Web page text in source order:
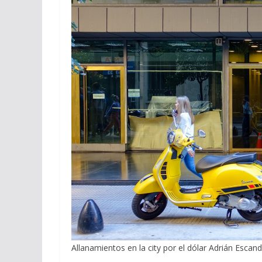
Allanamientos en la city por el dólar Adrián